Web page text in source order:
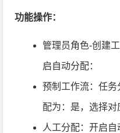
功能操作：
管理员角色-创建
启自动分配：
预制工作流：任
配为：是，选择对
人工分配：开启